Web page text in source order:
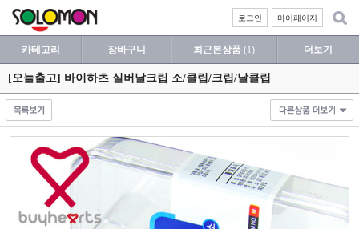
마이페이지
로그인
카테고리 장바구니 최근본상품 (1) 더보기
[오늘출고] 바이하츠 실버날크립 소/클립/크립/날클립